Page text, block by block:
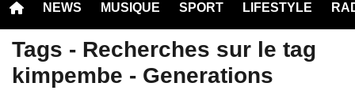
NEWS MUSIQUE SPORT LIFESTYLE
Tags - Recherches sur le tag
kimpembe - Generations